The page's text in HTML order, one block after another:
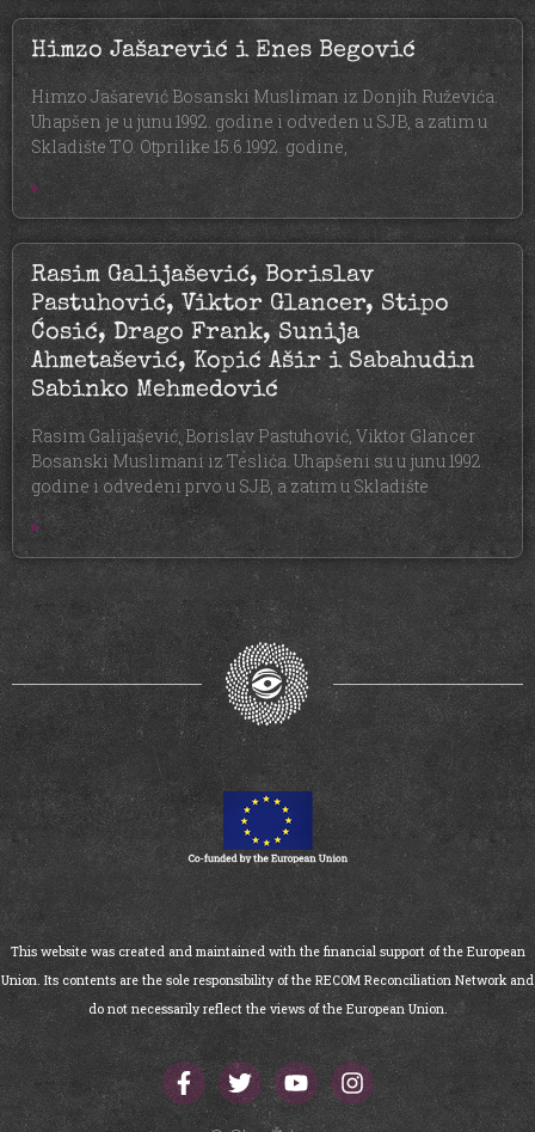
Himzo Jašarević i Enes Begović
Himzo Jašarević Bosanski Musliman iz Donjih Ruževića.
Uhapšen je u junu 1992. godine i odveden u SJB, a zatim u
Skladište TO. Otprilike 15.6.1992. godine,
»
Rasim Galijašević, Borislav
Pastuhović, Viktor Glancer, Stipo
Ćosić, Drago Frank, Sunija
Ahmetašević, Kopić Ašir i Sabahudin
Sabinko Mehmedović
Rasim Galijašević, Borislav Pastuhović, Viktor Glancer
Bosanski Muslimani iz Teslića. Uhapšeni su u junu 1992.
godine i odvedeni prvo u SJB, a zatim u Skladište
»
This website was created and maintained with the financial support of the European
Union. Its contents are the sole responsibility of the RECOM Reconciliation Network and
do not necessarily reflect the views of the European Union.